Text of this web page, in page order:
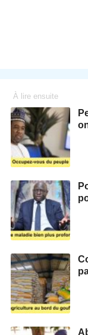
À lire ensuite